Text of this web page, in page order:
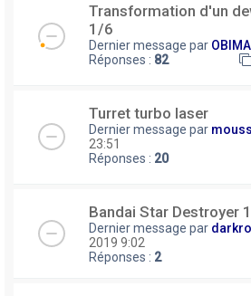
Transformation d'un
1/6
Dernier message par
Réponses : 82
Turret turbo laser
Dernier message par
23:51
Réponses : 20
Bandai Star Destroyer
Dernier message par
2019 9:02
Réponses : 2